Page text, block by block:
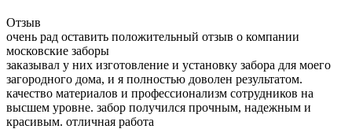
Отзыв
очень рад оставить положительный отзыв о компании
московские заборы
заказывал у них изготовление и установку забора для моего
загородного дома, и я полностью доволен результатом.
качество материалов и профессионализм сотрудников на
высшем уровне. забор получился прочным, надежным и
красивым. отличная работа